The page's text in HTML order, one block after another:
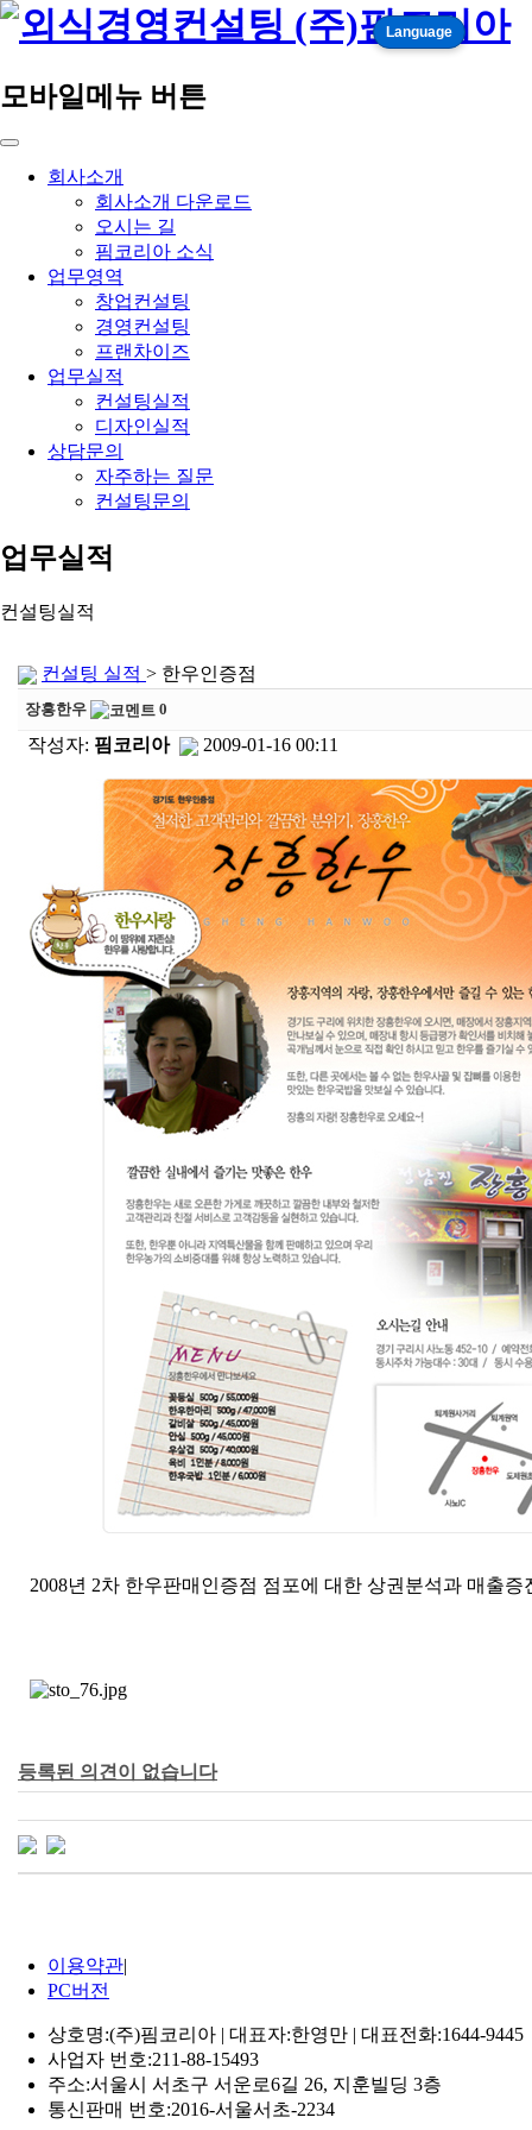
Language
모바일메뉴 버튼
회사소개
회사소개 다운로드
오시는 길
핌코리아 소식
업무영역
창업컨설팅
경영컨설팅
프랜차이즈
업무실적
컨설팅실적
디자인실적
상담문의
자주하는 질문
컨설팅문의
업무실적
컨설팅실적
컨설팅 실적 > 한우인증점
장흥한우 0
작성자: 핌코리아 2009-01-16 00:11
2008년 2차 한우판매인증점 점포에 대한 상권분석과 매출
등록된 의견이 없습니다
이용약관|
PC버전
상호명:(주)핌코리아 | 대표자:한영만 | 대표전화:1644-9445
사업자 번호:211-88-15493
주소:서울시 서초구 서운로6길 26, 지훈빌딩 3층
통신판매 번호:2016-서울서초-2234